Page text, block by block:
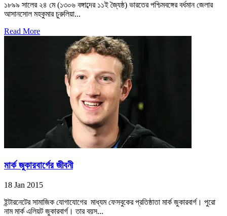
১৮৯৯ সালের ২৪ মে (১৩০৬ বঙ্গাব্দের ১১ই জ্যৈষ্ঠ) ভারতের পশ্চিমবঙ্গের বর্ধমান জেলার
আসানসোল মহকুমার চুরুলিয়া...
Read More
মার্ক জুকারবার্গের জীবনী
18 Jan 2015
ইন্টারনেটের সামাজিক যোগাযোগের মাধ্যম ফেসবুকের প্রতিষ্ঠাতা মার্ক জুকারবার্গ। পুরো
নাম মার্ক এলিয়ট জুকারবার্গ। তার বয়স...